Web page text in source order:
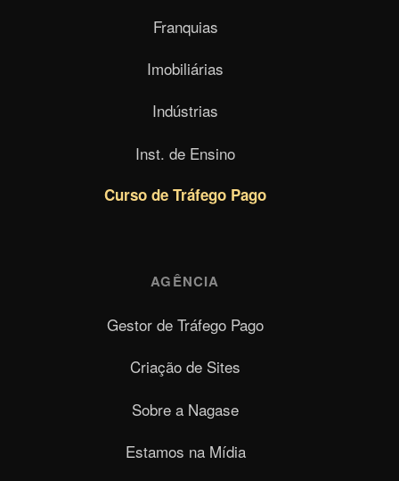
Franquias
Imobiliárias
Indústrias
Inst. de Ensino
Curso de Tráfego Pago
AGÊNCIA
Gestor de Tráfego Pago
Criação de Sites
Sobre a Nagase
Estamos na Mídia